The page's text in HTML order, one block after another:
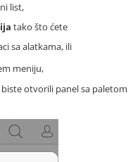
list,
tako što ćete
sa alatkama, ili
meniju,
otvorili panel sa paletom